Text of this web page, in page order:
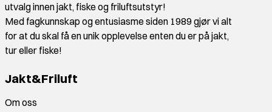
utvalg innen jakt, fiske og friluftsutstyr!
Med fagkunnskap og entusiasme siden 1989 gjør vi alt
for at du skal få en unik opplevelse enten du er på jakt,
tur eller fiske!
Jakt&Friluft
Om oss